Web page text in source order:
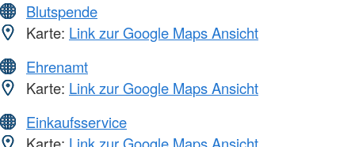
Blutspende
Karte: Link zur Google Maps Ansicht
Ehrenamt
Karte: Link zur Google Maps Ansicht
Einkaufsservice